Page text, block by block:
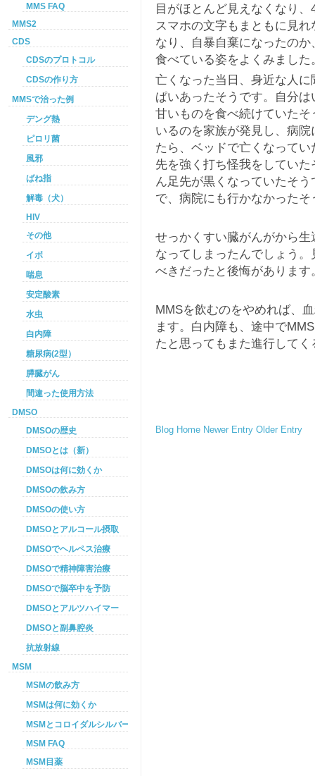
目がほとんど見えなくなり
スマホの文字もまともに見
なり、自暴自棄になったの
食べている姿をよくみました
亡くなった当日、身近な人
ぱいあったそうです。自分
甘いものを食べ続けていた
いるのを家族が発見し、病
たら、ベッドで亡くなって
先を強く打ち怪我をしてい
ん足先が黒くなっていたそ
で、病院にも行かなかったそ
せっかくすい臓がんがから
なってしまったんでしょう
べきだったと後悔があります
MMSを飲むのをやめれば、
ます。白内障も、途中で
たと思ってもまた進行してく
Blog Home Newer Entry Older Entry
MMS FAQ
MMS2
CDS
CDSのプロトコル
CDSの作り方
MMSで治った例
デング熱
ピロリ菌
風邪
ばね指
解毒（犬）
HIV
その他
イボ
喘息
安定酸素
水虫
白内障
糖尿病(2型）
膵臓がん
間違った使用方法
DMSO
DMSOの歴史
DMSOとは（新）
DMSOは何に効くか
DMSOの飲み方
DMSOの使い方
DMSOとアルコール摂取
DMSOでヘルペス治療
DMSOで精神障害治療
DMSOで脳卒中を予防
DMSOとアルツハイマー
DMSOと副鼻腔炎
抗放射線
MSM
MSMの飲み方
MSMは何に効くか
MSMとコロイダルシルバーを使った癌プロトコル
MSM FAQ
MSM目薬